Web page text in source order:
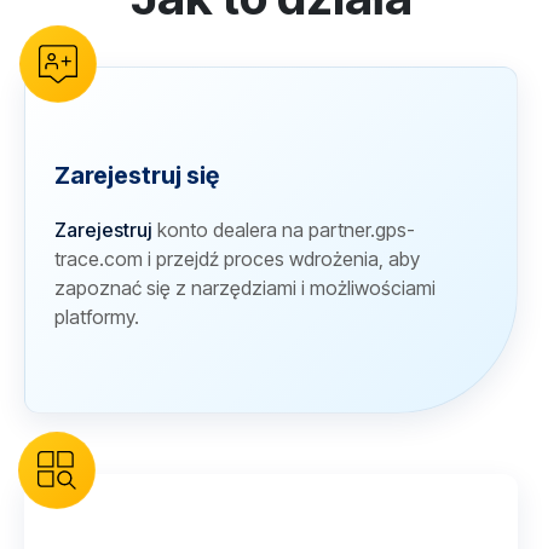
Zarejestruj się
Zarejestruj konto dealera na partner.gps-
trace.com i przejdź proces wdrożenia, aby
zapoznać się z narzędziami i możliwościami
platformy.